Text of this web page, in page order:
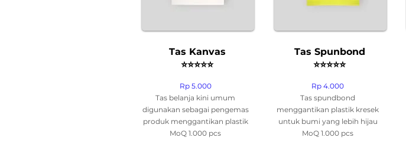
Tas Kanvas
⭐⭐⭐⭐⭐
Rp 5.000
Tas belanja kini umum
digunakan sebagai pengemas
produk menggantikan plastik
MoQ 1.000 pcs
Tas Spunbond
⭐⭐⭐⭐⭐
Rp 4.000
Tas spundbond
menggantikan plastik kresek
untuk bumi yang lebih hijau
MoQ 1.000 pcs